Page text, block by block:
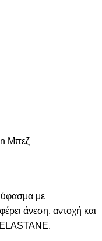
Μπεζ
με
άνεση, αντοχή και